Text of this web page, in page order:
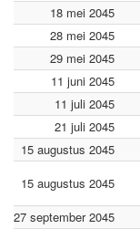
18 mei 2045
28 mei 2045
29 mei 2045
11 juni 2045
11 juli 2045
21 juli 2045
15 augustus 2045
15 augustus 2045
27 september 2045